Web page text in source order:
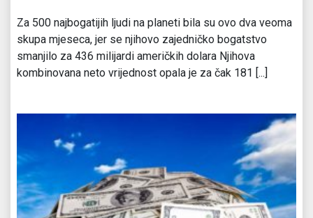
Za 500 najbogatijih ljudi na planeti bila su ovo dva veoma
skupa mjeseca, jer se njihovo zajedničko bogatstvo
smanjilo za 436 milijardi američkih dolara Njihova
kombinovana neto vrijednost opala je za čak 181 [...]